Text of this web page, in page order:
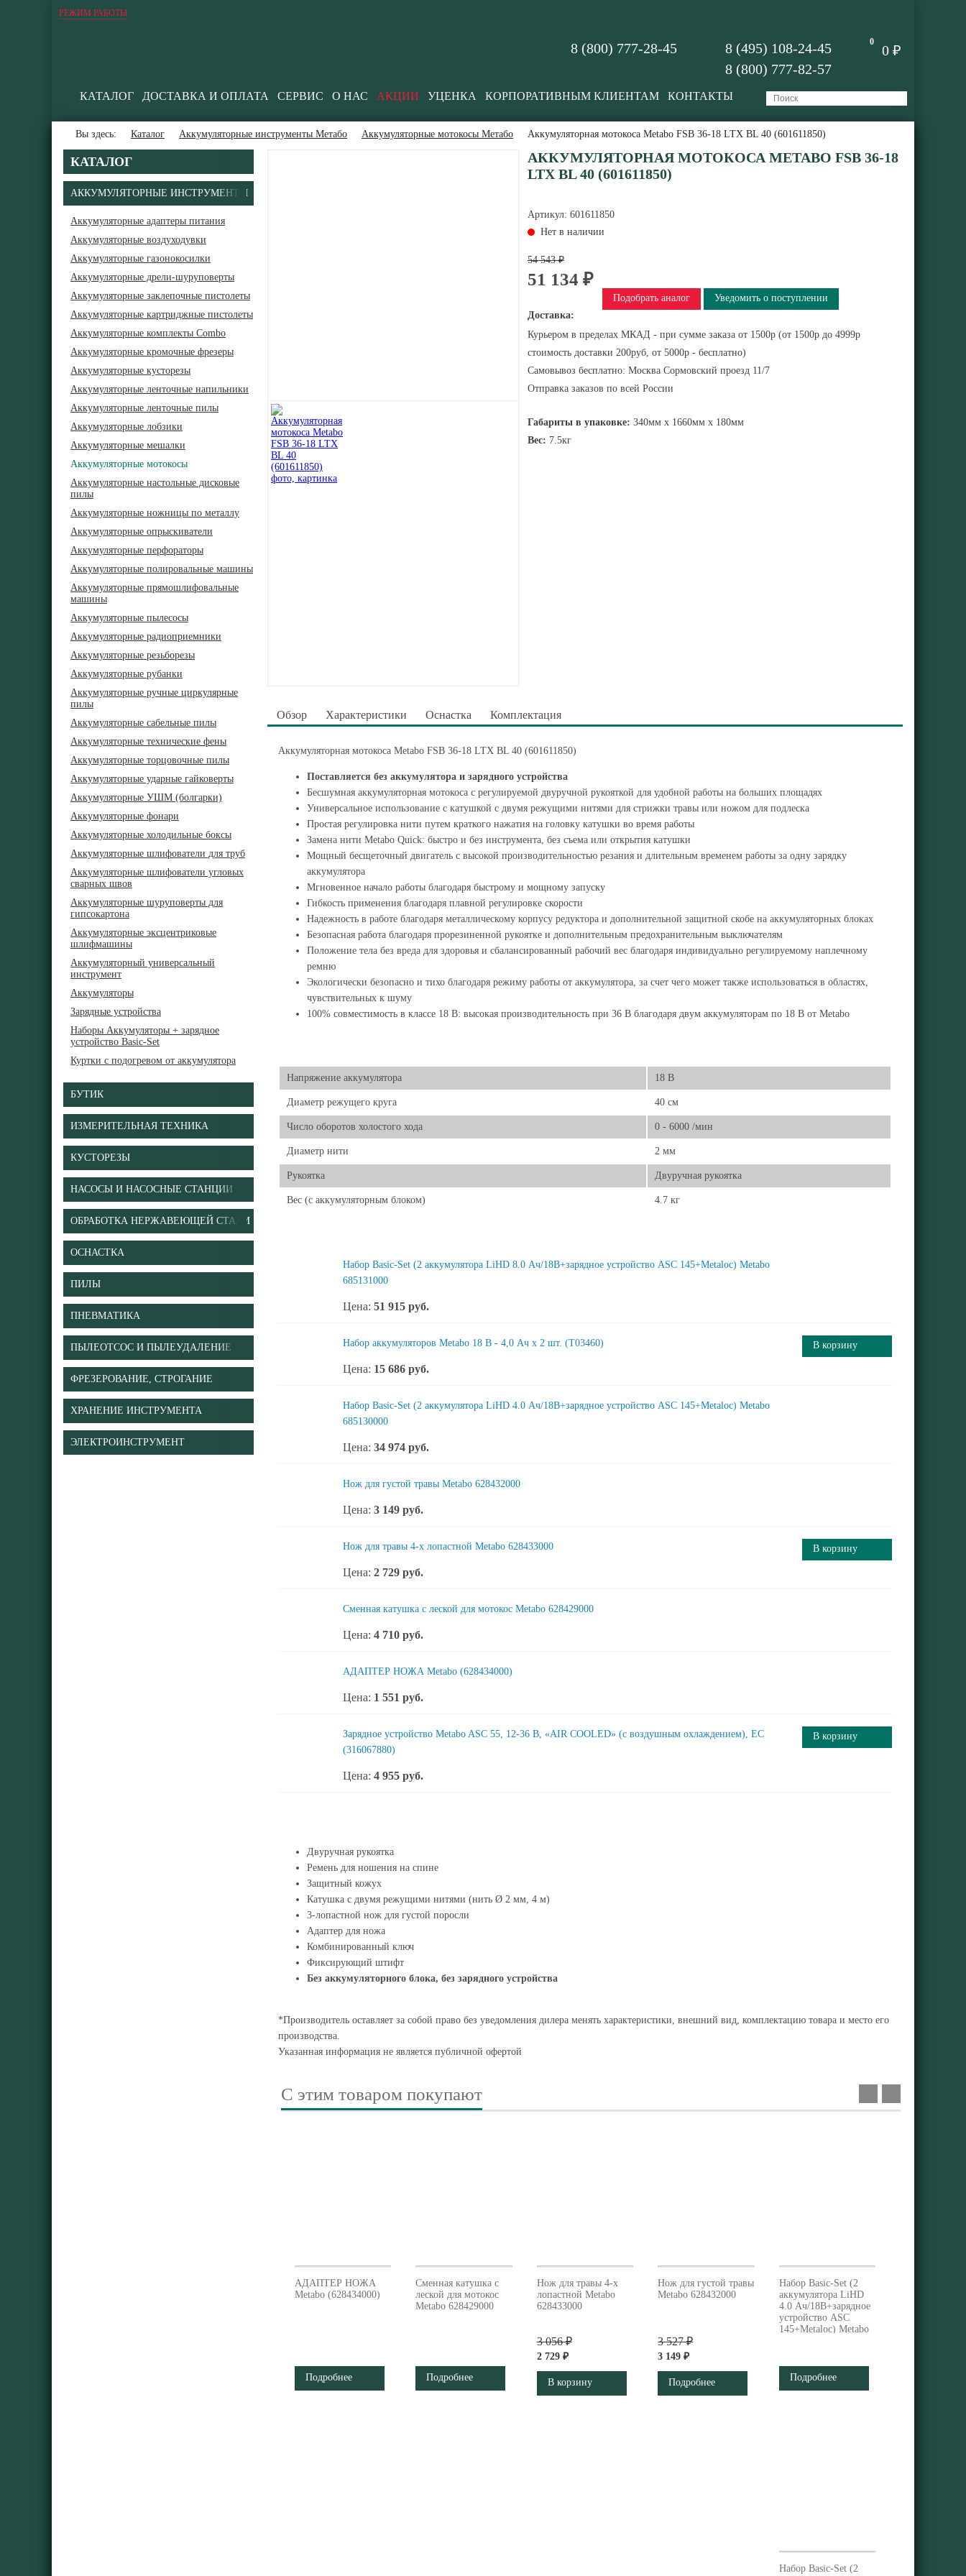
РЕЖИМ РАБОТЫ
0
0 ₽
8 (495) 108-24-45
8 (800) 777-82-57
8 (800) 777-28-45
КАТАЛОГ ДОСТАВКА И ОПЛАТА СЕРВИС О НАС АКЦИИ УЦЕНКА КОРПОРАТИВНЫМ КЛИЕНТАМ КОНТАКТЫ
Вы здесь: Каталог Аккумуляторные инструменты Метабо Аккумуляторные мотокосы Метабо Аккумуляторная мотокоса Metabo FSB 36-18 LTX BL 40 (601611850)
КАТАЛОГ
АККУМУЛЯТОРНЫЕ ИНСТРУМЕНТЫ
Аккумуляторные адаптеры питания
Аккумуляторные воздуходувки
Аккумуляторные газонокосилки
Аккумуляторные дрели-шуруповерты
Аккумуляторные заклепочные пистолеты
Аккумуляторные картриджные пистолеты
Аккумуляторные комплекты Combo
Аккумуляторные кромочные фрезеры
Аккумуляторные кусторезы
Аккумуляторные ленточные напильники
Аккумуляторные ленточные пилы
Аккумуляторные лобзики
Аккумуляторные мешалки
Аккумуляторные мотокосы
Аккумуляторные настольные дисковые
пилы
Аккумуляторные ножницы по металлу
Аккумуляторные опрыскиватели
Аккумуляторные перфораторы
Аккумуляторные полировальные машины
Аккумуляторные прямошлифовальные
машины
Аккумуляторные пылесосы
Аккумуляторные радиоприемники
Аккумуляторные резьборезы
Аккумуляторные рубанки
Аккумуляторные ручные циркулярные
пилы
Аккумуляторные сабельные пилы
Аккумуляторные технические фены
Аккумуляторные торцовочные пилы
Аккумуляторные ударные гайковерты
Аккумуляторные УШМ (болгарки)
Аккумуляторные фонари
Аккумуляторные холодильные боксы
Аккумуляторные шлифователи для труб
Аккумуляторные шлифователи угловых
сварных швов
Аккумуляторные шуруповерты для
гипсокартона
Аккумуляторные эксцентриковые
шлифмашины
Аккумуляторный универсальный
инструмент
Аккумуляторы
Зарядные устройства
Наборы Аккумуляторы + зарядное
устройство Basic-Set
Куртки с подогревом от аккумулятора
БУТИК
ИЗМЕРИТЕЛЬНАЯ ТЕХНИКА
КУСТОРЕЗЫ
НАСОСЫ И НАСОСНЫЕ СТАНЦИИ
ОБРАБОТКА НЕРЖАВЕЮЩЕЙ СТАЛИ
ОСНАСТКА
ПИЛЫ
ПНЕВМАТИКА
ПЫЛЕОТСОС И ПЫЛЕУДАЛЕНИЕ
ФРЕЗЕРОВАНИЕ, СТРОГАНИЕ
ХРАНЕНИЕ ИНСТРУМЕНТА
ЭЛЕКТРОИНСТРУМЕНТ
АККУМУЛЯТОРНАЯ МОТОКОСА METABO FSB 36-18
LTX BL 40 (601611850)
Артикул: 601611850
Нет в наличии
54 543 ₽
51 134 ₽
Подобрать аналог
Уведомить о поступлении
Доставка:
Курьером в пределах МКАД - при сумме заказа от 1500р (от 1500р до 4999р
стоимость доставки 200руб, от 5000р - бесплатно)
Самовывоз бесплатно: Москва Сормовский проезд 11/7
Отправка заказов по всей России
Габариты в упаковке: 340мм x 1660мм x 180мм
Вес: 7.5кг
Обзор Характеристики Оснастка Комплектация
Аккумуляторная мотокоса Metabo FSB 36-18 LTX BL 40 (601611850)
Поставляется без аккумулятора и зарядного устройства
Бесшумная аккумуляторная мотокоса с регулируемой двуручной рукояткой для удобной работы на больших площадях
Универсальное использование с катушкой с двумя режущими нитями для стрижки травы или ножом для подлеска
Простая регулировка нити путем краткого нажатия на головку катушки во время работы
Замена нити Metabo Quick: быстро и без инструмента, без съема или открытия катушки
Мощный бесщеточный двигатель с высокой производительностью резания и длительным временем работы за одну зарядку
аккумулятора
Мгновенное начало работы благодаря быстрому и мощному запуску
Гибкость применения благодаря плавной регулировке скорости
Надежность в работе благодаря металлическому корпусу редуктора и дополнительной защитной скобе на аккумуляторных блоках
Безопасная работа благодаря прорезиненной рукоятке и дополнительным предохранительным выключателям
Положение тела без вреда для здоровья и сбалансированный рабочий вес благодаря индивидуально регулируемому наплечному
ремню
Экологически безопасно и тихо благодаря режиму работы от аккумулятора, за счет чего может также использоваться в областях,
чувствительных к шуму
100% совместимость в классе 18 В: высокая производительность при 36 В благодаря двум аккумуляторам по 18 В от Metabo
Напряжение аккумулятора 18 В
Диаметр режущего круга 40 см
Число оборотов холостого хода 0 - 6000 /мин
Диаметр нити 2 мм
Рукоятка Двуручная рукоятка
Вес (с аккумуляторным блоком) 4.7 кг
Набор Basic-Set (2 аккумулятора LiHD 8.0 Ач/18В+зарядное устройство ASC 145+Metaloc) Metabo
685131000
Цена: 51 915 руб.
В корзину
Набор аккумуляторов Metabo 18 В - 4,0 Ач х 2 шт. (T03460)
Цена: 15 686 руб.
Набор Basic-Set (2 аккумулятора LiHD 4.0 Ач/18В+зарядное устройство ASC 145+Metaloc) Metabo
685130000
Цена: 34 974 руб.
Нож для густой травы Metabo 628432000
Цена: 3 149 руб.
В корзину
Нож для травы 4-х лопастной Metabo 628433000
Цена: 2 729 руб.
Сменная катушка с леской для мотокос Metabo 628429000
Цена: 4 710 руб.
АДАПТЕР НОЖА Metabo (628434000)
Цена: 1 551 руб.
В корзину
Зарядное устройство Metabo ASC 55, 12-36 В, «AIR COOLED» (с воздушным охлаждением), ЕС
(316067880)
Цена: 4 955 руб.
Двуручная рукоятка
Ремень для ношения на спине
Защитный кожух
Катушка с двумя режущими нитями (нить Ø 2 мм, 4 м)
3-лопастной нож для густой поросли
Адаптер для ножа
Комбинированный ключ
Фиксирующий штифт
Без аккумуляторного блока, без зарядного устройства
*Производитель оставляет за собой право без уведомления дилера менять характеристики, внешний вид, комплектацию товара и место его
производства.
Указанная информация не является публичной офертой
С этим товаром покупают
АДАПТЕР НОЖА
Metabo (628434000)
Подробнее
Сменная катушка с
леской для мотокос
Metabo 628429000
Подробнее
Нож для травы 4-х
лопастной Metabo
628433000
3 056 ₽
2 729 ₽
В корзину
Нож для густой травы
Metabo 628432000
3 527 ₽
3 149 ₽
Подробнее
Набор Basic-Set (2
аккумулятора LiHD
4.0 Ач/18В+зарядное
устройство ASC
145+Metaloc) Metabo
Подробнее
Набор Basic-Set (2